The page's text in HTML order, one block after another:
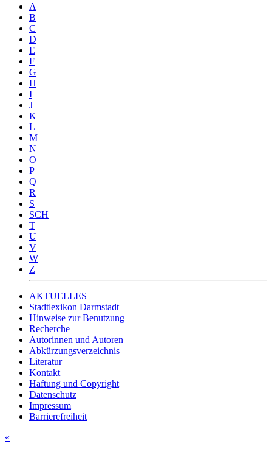
A
B
C
D
E
F
G
H
I
J
K
L
M
N
O
P
Q
R
S
SCH
T
U
V
W
Z
AKTUELLES
Stadtlexikon Darmstadt
Hinweise zur Benutzung
Recherche
Autorinnen und Autoren
Abkürzungsverzeichnis
Literatur
Kontakt
Haftung und Copyright
Datenschutz
Impressum
Barrierefreiheit
«